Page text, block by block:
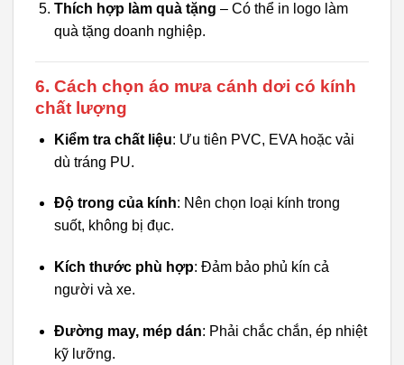
Thích hợp làm quà tặng – Có thể in logo làm
quà tặng doanh nghiệp.
6. Cách chọn áo mưa cánh dơi có kính
chất lượng
Kiểm tra chất liệu: Ưu tiên PVC, EVA hoặc vải
dù tráng PU.
Độ trong của kính: Nên chọn loại kính trong
suốt, không bị đục.
Kích thước phù hợp: Đảm bảo phủ kín cả
người và xe.
Đường may, mép dán: Phải chắc chắn, ép nhiệt
kỹ lưỡng.